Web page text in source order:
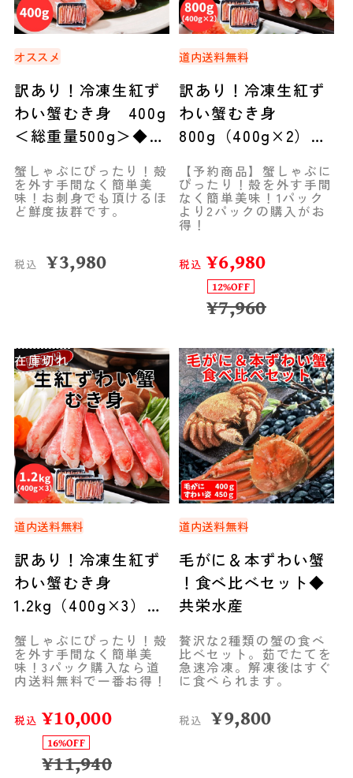
オススメ
訳あり！冷凍生紅ず
わい蟹むき身 400g
＜総重量500g＞◆共
蟹しゃぶにぴったり！殻
を外す手間なく簡単美
味！お刺身でも頂けるほ
ど鮮度抜群です。
税込 ¥3,980
道内送料無料
訳あり！冷凍生紅ず
わい蟹むき身
800g（400g×2）＜
共栄水産
【予約商品】蟹しゃぶに
ぴったり！殻を外す手間
なく簡単美味！1パック
より2パックの購入がお
得！
税込 ¥6,980
12%OFF
¥7,960
在庫切れ
道内送料無料
訳あり！冷凍生紅ず
わい蟹むき身
1.2kg（400g×3）＜
共栄水産
蟹しゃぶにぴったり！殻
を外す手間なく簡単美
味！3パック購入なら道
内送料無料で一番お得！
税込 ¥10,000
16%OFF
¥11,940
道内送料無料
毛がに＆本ずわい蟹
！食べ比べセット◆
共栄水産
贅沢な2種類の蟹の食べ
比べセット。茹でたてを
急速冷凍。解凍後はすぐ
に食べられます。
税込 ¥9,800